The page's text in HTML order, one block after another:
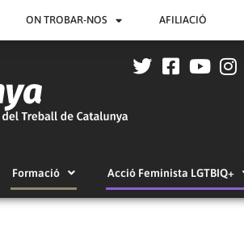
ON TROBAR-NOS AFILIACIÓ
Formació Acció Feminista LGTBIQ+